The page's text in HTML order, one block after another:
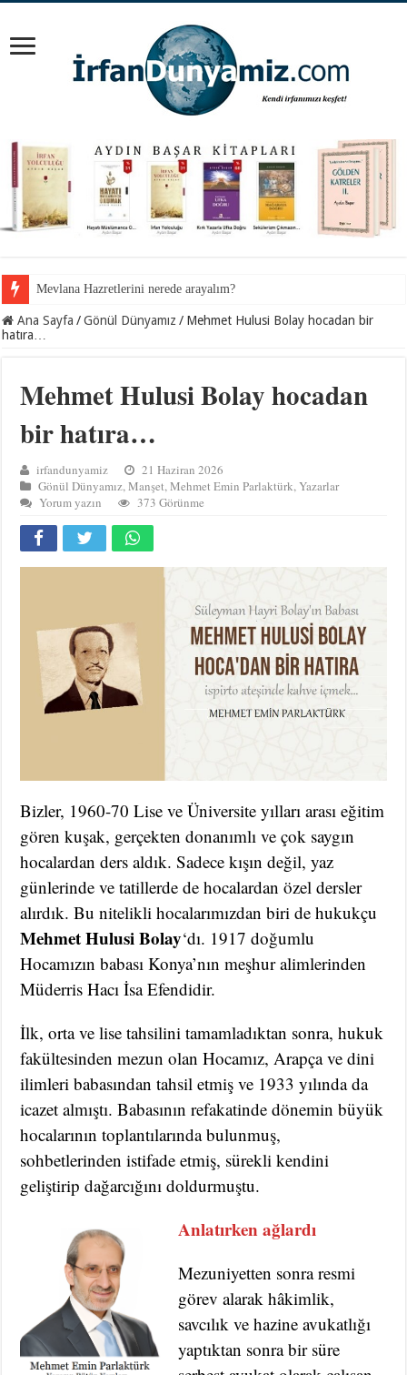
İnancından koparılan gençlerin vebali kimin?
Ana Sayfa / Gönül Dünyamız / Mehmet Hulusi Bolay hocadan bir
hatıra…
Mehmet Hulusi Bolay hocadan
bir hatıra…
irfandunyamiz
21 Haziran 2026
Gönül Dünyamız,Manşet,Mehmet Emin Parlaktürk,Yazarlar
Yorum yazın
373 Görünme
Bizler, 1960-70 Lise ve Üniversite yılları arası eğitim
gören kuşak, gerçekten donanımlı ve çok saygın
hocalardan ders aldık. Sadece kışın değil, yaz
günlerinde ve tatillerde de hocalardan özel dersler
alırdık. Bu nitelikli hocalarımızdan biri de hukukçu
Mehmet Hulusi Bolay‘dı. 1917 doğumlu
Hocamızın babası Konya’nın meşhur alimlerinden
Müderris Hacı İsa Efendidir.
İlk, orta ve lise tahsilini tamamladıktan sonra, hukuk
fakültesinden mezun olan Hocamız, Arapça ve dini
ilimleri babasından tahsil etmiş ve 1933 yılında da
icazet almıştı. Babasının refakatinde dönemin büyük
hocalarının toplantılarında bulunmuş,
sohbetlerinden istifade etmiş, sürekli kendini
geliştirip dağarcığını doldurmuştu.
Anlatırken ağlardı
Mezuniyetten sonra resmi
görev alarak hâkimlik,
savcılık ve hazine avukatlığı
yaptıktan sonra bir süre